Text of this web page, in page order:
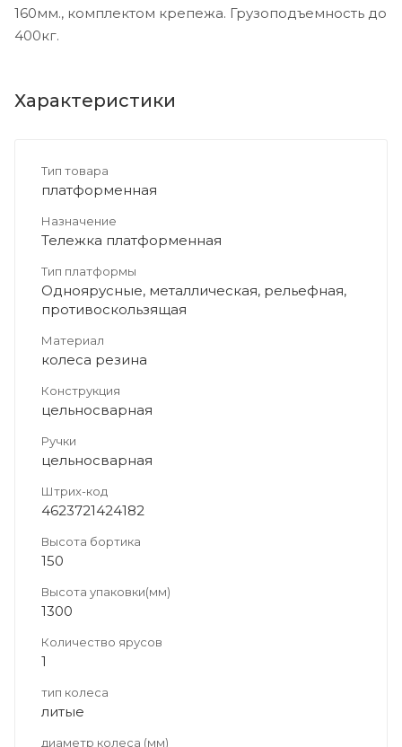
160мм., комплектом крепежа. Грузоподъемность до
400кг.
Характеристики
Тип товара
платформенная
Назначение
Тележка платформенная
Тип платформы
Одноярусные, металлическая, рельефная,
противоскользящая
Материал
колеса резина
Конструкция
цельносварная
Ручки
цельносварная
Штрих-код
4623721424182
Высота бортика
150
Высота упаковки(мм)
1300
Количество ярусов
1
тип колеса
литые
диаметр колеса (мм)